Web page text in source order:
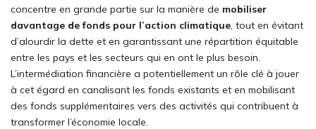
concentre en grande partie sur la manière de mobiliser
davantage de fonds pour l’action climatique, tout en évitant
d’alourdir la dette et en garantissant une répartition équitable
entre les pays et les secteurs qui en ont le plus besoin.
L’intermédiation financière a potentiellement un rôle clé à jouer
à cet égard en canalisant les fonds existants et en mobilisant
des fonds supplémentaires vers des activités qui contribuent à
transformer l’économie locale.